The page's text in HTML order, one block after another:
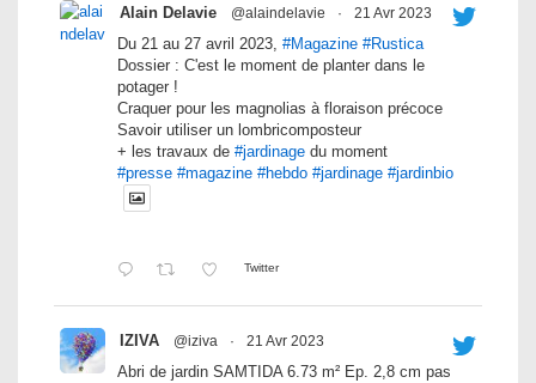
Alain Delavie @alaindelavie · 21 Avr 2023
Du 21 au 27 avril 2023, #Magazine #Rustica
Dossier : C'est le moment de planter dans le
potager !
Craquer pour les magnolias à floraison précoce
Savoir utiliser un lombricomposteur
+ les travaux de #jardinage du moment
#presse #magazine #hebdo #jardinage #jardinbio
Twitter
IZIVA @iziva · 21 Avr 2023
Abri de jardin SAMTIDA 6.73 m² Ep. 2,8 cm pas